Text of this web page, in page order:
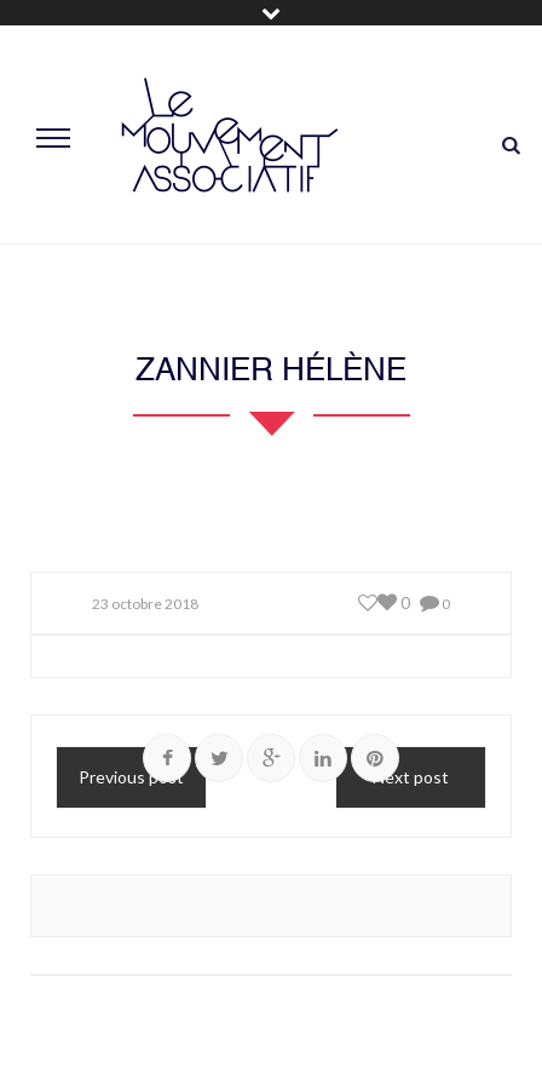
ZANNIER HÉLÈNE
23 octobre 2018 0
0
Previous post Next post